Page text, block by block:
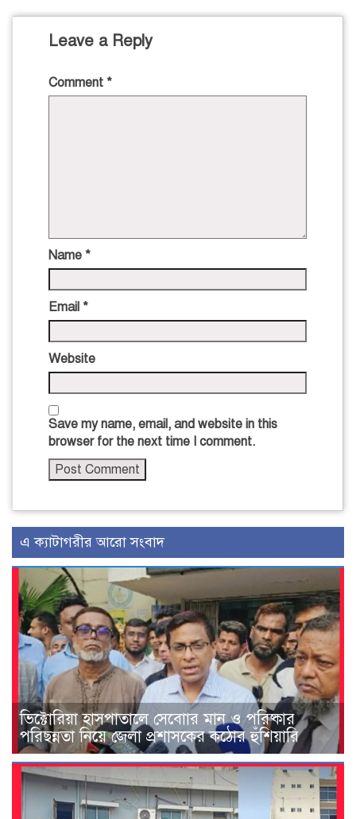
Leave a Reply
Comment *
Name *
Email *
Website
Save my name, email, and website in this
browser for the next time I comment.
এ ক্যাটাগরীর আরো সংবাদ
ভিক্টোরিয়া হাসপাতালে সেবাোর মান ও পরিষ্কার
পরিছন্নতা নিয়ে জেলা প্রশাসকের কঠোর হুঁশিয়ারি